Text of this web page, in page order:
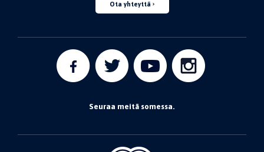
Ota yhteyttä
Seuraa meitä somessa.